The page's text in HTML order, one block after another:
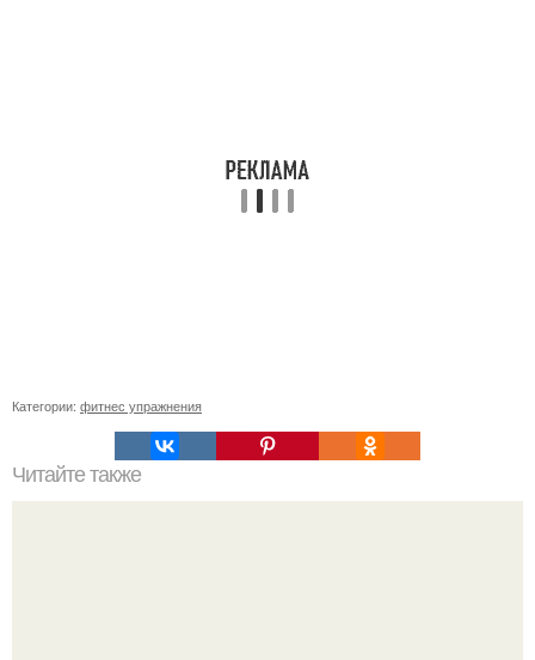
Категории: фитнес упражнения
Читайте также